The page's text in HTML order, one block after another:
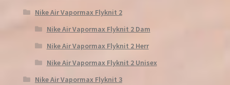
Nike Air Vapormax Flyknit 2
Nike Air Vapormax Flyknit 2 Dam
Nike Air Vapormax Flyknit 2 Herr
Nike Air Vapormax Flyknit 2 Unisex
Nike Air Vapormax Flyknit 3